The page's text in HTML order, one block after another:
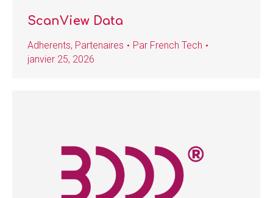
ScanView Data
Adherents, Partenaires Par French Tech
janvier 25, 2026